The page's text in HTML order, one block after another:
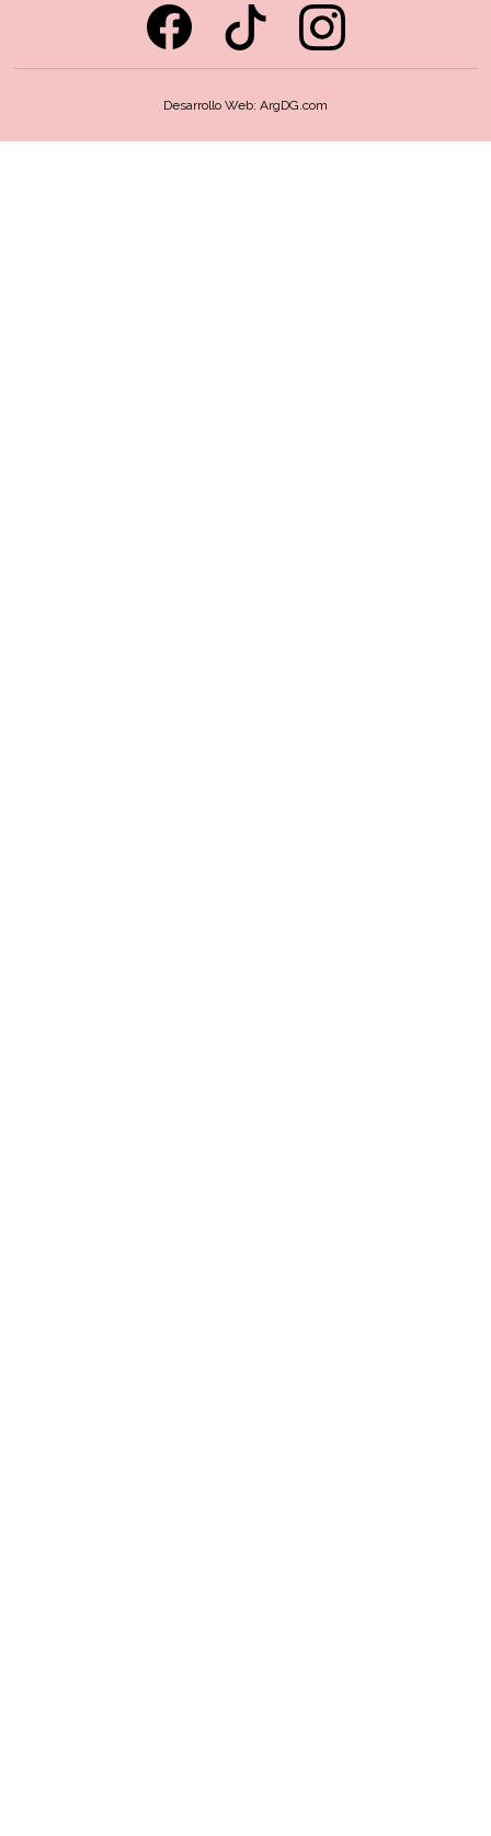
Desarrollo Web: ArgDG.com